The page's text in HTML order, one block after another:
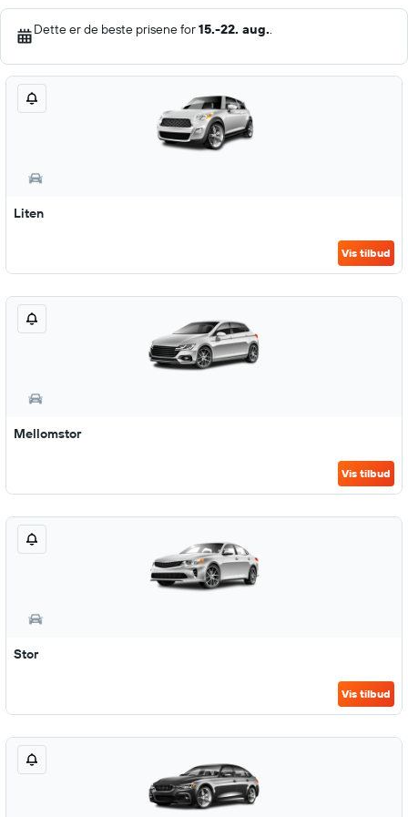
Dette er de beste prisene for15.-22. aug..
Liten
Vis tilbud
Mellomstor
Vis tilbud
Stor
Vis tilbud